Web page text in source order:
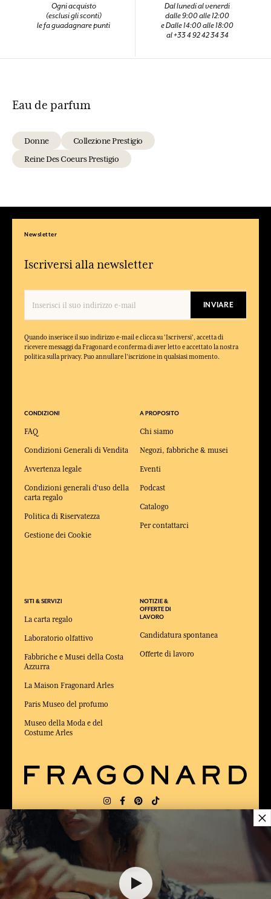
Ogni acquisto
(esclusi gli sconti)
le fa guadagnare punti
Dal lunedi al venerdi
dalle 9:00 alle 12:00
e Dalle 14:00 alle 18:00
al +33 4 92 42 34 34
Eau de parfum
Donne
Collezione Prestigio
Reine Des Coeurs Prestigio
Newsletter
Iscriversi alla newsletter
INVIARE
Quando inserisce il suo indirizzo e-mail e clicca su 'Iscriversi', accetta di
ricevere messaggi da Fragonard e conferma di aver letto e accettato la nostra
politica sulla privacy. Puo annullare l'iscrizione in qualsiasi momento.
CONDIZIONI
FAQ
Condizioni Generali di Vendita
Avvertenza legale
Condizioni generali d'uso della
carta regalo
Politica di Riservatezza
Gestione dei Cookie
SITI & SERVIZI
La carta regalo
Laboratorio olfattivo
Fabbriche e Musei della Costa
Azzurra
La Maison Fragonard Arles
Paris Museo del profumo
Museo della Moda e del
Costume Arles
A PROPOSITO
Chi siamo
Negozi, fabbriche & musei
Eventi
Podcast
Catalogo
Per contattarci
NOTIZIE &
OFFERTE DI
LAVORO
Candidatura spontanea
Offerte di lavoro
CONSEGNA: FR
×